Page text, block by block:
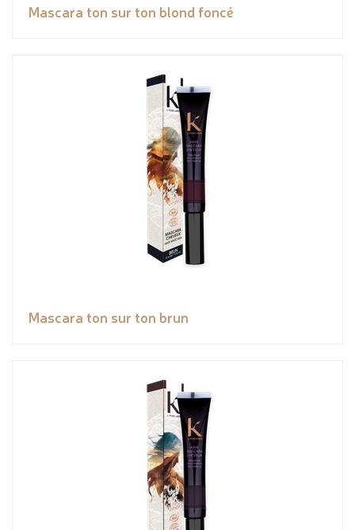
Mascara ton sur ton blond foncé
Mascara ton sur ton brun